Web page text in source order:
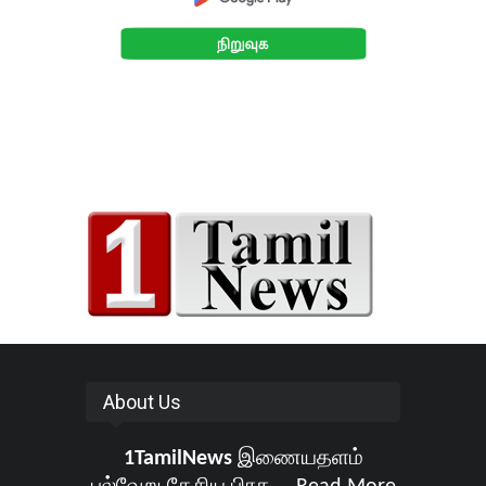
About Us
1TamilNewsஇணையதளம்